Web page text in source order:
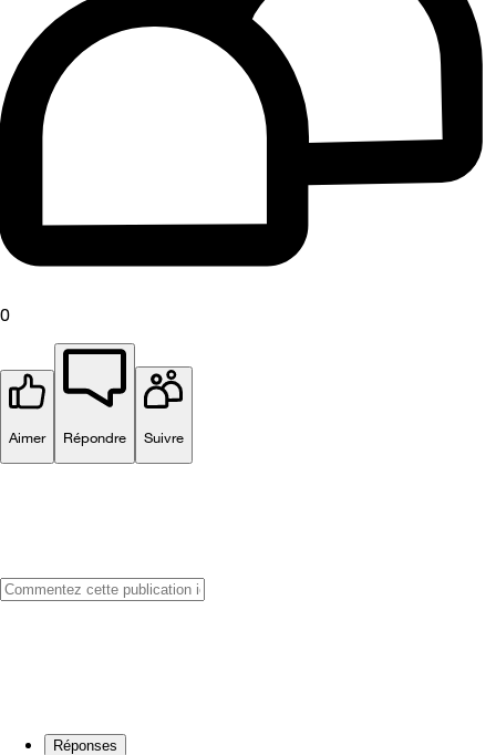
0
Aimer Répondre Suivre
Réponses